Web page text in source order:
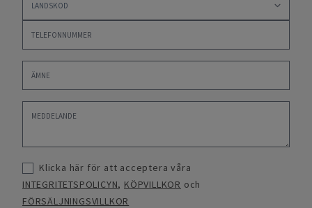
Klicka här för att acceptera våra
INTEGRITETSPOLICYN, KÖPVILLKOR och
FÖRSÄLJNINGSVILLKOR